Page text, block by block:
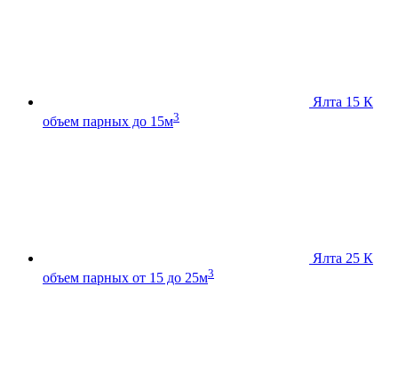
Ялта 15 К
объем парных до 15м3
Ялта 25 К
объем парных от 15 до 25м3